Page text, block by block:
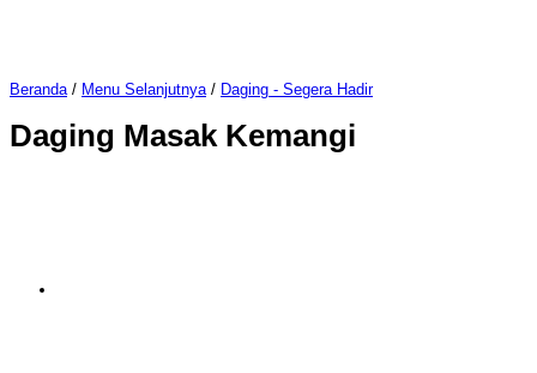
Beranda / Menu Selanjutnya / Daging - Segera Hadir
Daging Masak Kemangi